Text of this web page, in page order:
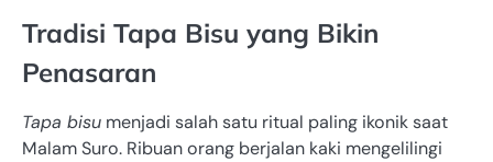
Tradisi Tapa Bisu yang Bikin
Penasaran
Tapa bisu menjadi salah satu ritual paling ikonik saat
Malam Suro. Ribuan orang berjalan kaki mengelilingi